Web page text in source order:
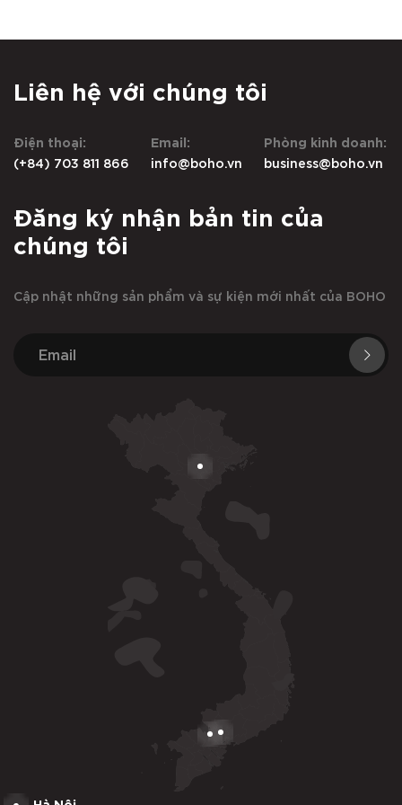
Liên hệ với chúng tôi
Điện thoại:
(+84) 703 811 866
Email:
info@boho.vn
Phòng kinh doanh:
business@boho.vn
Đăng ký nhận bản tin của
chúng tôi
Cập nhật những sản phẩm và sự kiện mới nhất của BOHO